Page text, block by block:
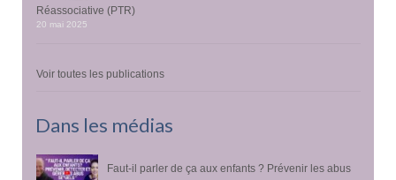
Réassociative (PTR)
20 mai 2025
Voir toutes les publications
Dans les médias
Faut-il parler de ça aux enfants ? Prévenir les abus